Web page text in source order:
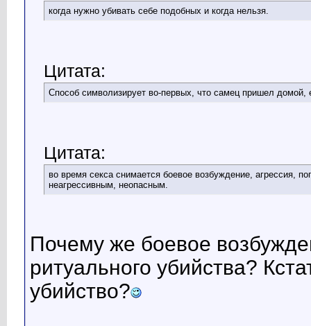
когда нужно убивать себе подобных и когда нельзя.
Цитата:
Способ символизирует во-первых, что самец пришел домой,
Цитата:
во время секса снимается боевое возбуждение, агрессия,
неагрессивным, неопасным.
Почему же боевое
ритуального убийства?
убийство?